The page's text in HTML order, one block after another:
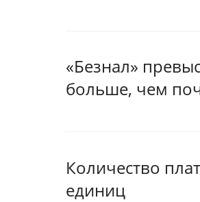
«Безнал»
больше, чем
Количество
единиц